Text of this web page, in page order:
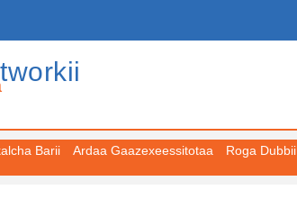
Barii Ardaa Gaazexeessitotaa
Roga Dubbii